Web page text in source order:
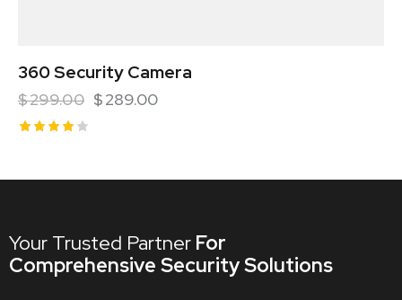
360 Security Camera
$299.00 $289.00
Your Trusted Partner For
Comprehensive Security Solutions